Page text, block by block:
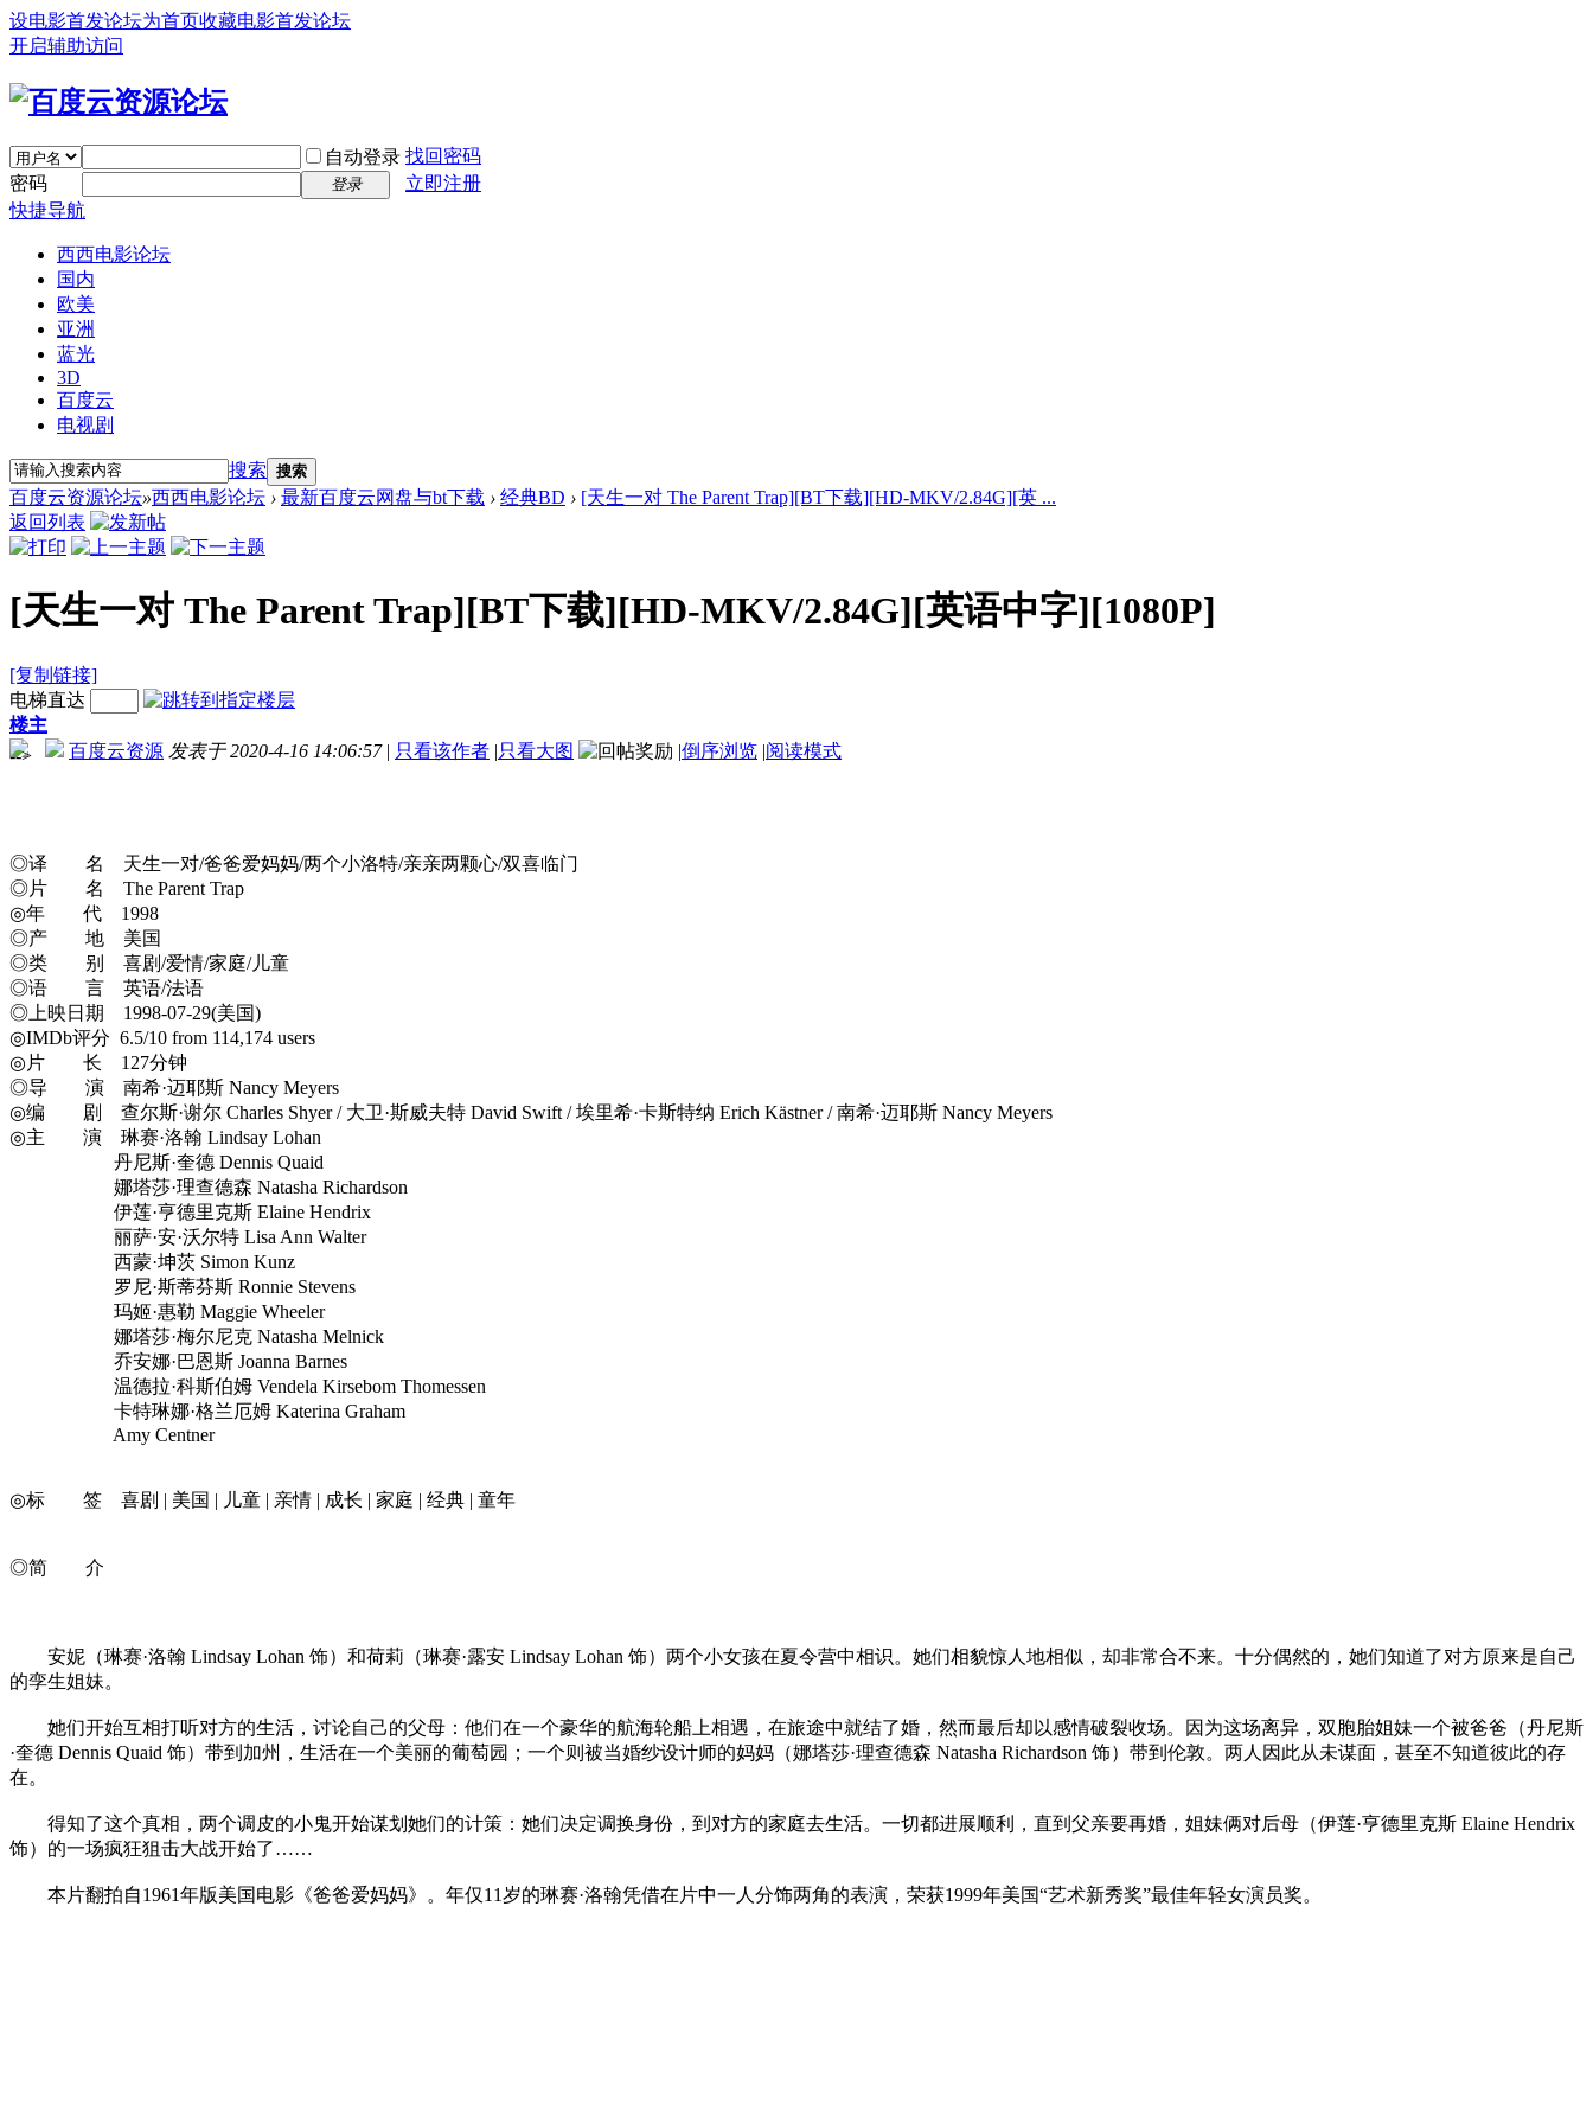
设电影首发论坛为首页收藏电影首发论坛
开启辅助访问
自动登录 找回密码
密码
登录
立即注册
快捷导航
西西电影论坛
国内
欧美
亚洲
蓝光
3D
百度云
电视剧
搜索 搜索
百度云资源论坛»西西电影论坛 › 最新百度云网盘与bt下载 › 经典BD › [天生一对 The Parent Trap][BT下载][HD-MKV/2.84G][英 ...
返回列表
[天生一对 The Parent Trap][BT下载][HD-MKV/2.84G][英语中字][1080P]
[复制链接]
电梯直达
楼主
百度云资源 发表于 2020-4-16 14:06:57 | 只看该作者 |只看大图 |倒序浏览 |阅读模式
-->
◎译 名 天生一对/爸爸爱妈妈/两个小洛特/亲亲两颗心/双喜临门
◎片 名 The Parent Trap
◎年 代 1998
◎产 地 美国
◎类 别 喜剧/爱情/家庭/儿童
◎语 言 英语/法语
◎上映日期 1998-07-29(美国)
◎IMDb评分 6.5/10 from 114,174 users
◎片 长 127分钟
◎导 演 南希·迈耶斯 Nancy Meyers
◎编 剧 查尔斯·谢尔 Charles Shyer / 大卫·斯威夫特 David Swift / 埃里希·卡斯特纳 Erich Kästner / 南希·迈耶斯 Nancy Meyers
◎主 演 琳赛·洛翰 Lindsay Lohan
丹尼斯·奎德 Dennis Quaid
娜塔莎·理查德森 Natasha Richardson
伊莲·亨德里克斯 Elaine Hendrix
丽萨·安·沃尔特 Lisa Ann Walter
西蒙·坤茨 Simon Kunz
罗尼·斯蒂芬斯 Ronnie Stevens
玛姬·惠勒 Maggie Wheeler
娜塔莎·梅尔尼克 Natasha Melnick
乔安娜·巴恩斯 Joanna Barnes
温德拉·科斯伯姆 Vendela Kirsebom Thomessen
卡特琳娜·格兰厄姆 Katerina Graham
Amy Centner
◎标 签 喜剧 | 美国 | 儿童 | 亲情 | 成长 | 家庭 | 经典 | 童年
◎简 介
安妮（琳赛·洛翰 Lindsay Lohan 饰）和荷莉（琳赛·露安 Lindsay Lohan 饰）两个小女孩在夏令营中相识。她们相貌惊人地相似，却非常合不来。十分偶然的，她们知道了对方原来是自己
的孪生姐妹。
她们开始互相打听对方的生活，讨论自己的父母：他们在一个豪华的航海轮船上相遇，在旅途中就结了婚，然而最后却以感情破裂收场。因为这场离异，双胞胎姐妹一个被爸爸（丹尼斯
·奎德 Dennis Quaid 饰）带到加州，生活在一个美丽的葡萄园；一个则被当婚纱设计师的妈妈（娜塔莎·理查德森 Natasha Richardson 饰）带到伦敦。两人因此从未谋面，甚至不知道彼此的存
在。
得知了这个真相，两个调皮的小鬼开始谋划她们的计策：她们决定调换身份，到对方的家庭去生活。一切都进展顺利，直到父亲要再婚，姐妹俩对后母（伊莲·亨德里克斯 Elaine Hendrix
饰）的一场疯狂狙击大战开始了……
本片翻拍自1961年版美国电影《爸爸爱妈妈》。年仅11岁的琳赛·洛翰凭借在片中一人分饰两角的表演，荣获1999年美国“艺术新秀奖”最佳年轻女演员奖。